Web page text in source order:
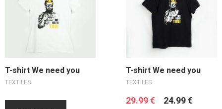
Lire la suite
T-shirt We need you
TEXTILES
Ajouter au panier
T-shirt We need you
TEXTILES
29.99€ 24.99€